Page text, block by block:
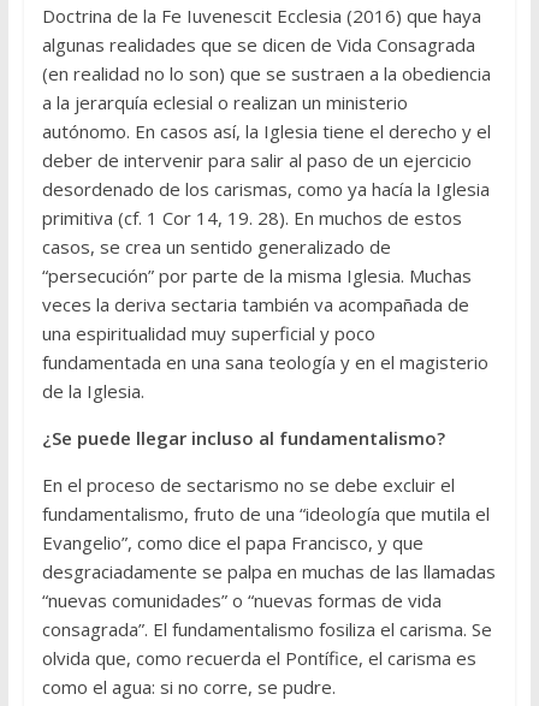
Doctrina de la Fe Iuvenescit Ecclesia (2016) que haya
algunas realidades que se dicen de Vida Consagrada
(en realidad no lo son) que se sustraen a la obediencia
a la jerarquía eclesial o realizan un ministerio
autónomo. En casos así, la Iglesia tiene el derecho y el
deber de intervenir para salir al paso de un ejercicio
desordenado de los carismas, como ya hacía la Iglesia
primitiva (cf. 1 Cor 14, 19. 28). En muchos de estos
casos, se crea un sentido generalizado de
“persecución” por parte de la misma Iglesia. Muchas
veces la deriva sectaria también va acompañada de
una espiritualidad muy superficial y poco
fundamentada en una sana teología y en el magisterio
de la Iglesia.
¿Se puede llegar incluso al fundamentalismo?
En el proceso de sectarismo no se debe excluir el
fundamentalismo, fruto de una “ideología que mutila el
Evangelio”, como dice el papa Francisco, y que
desgraciadamente se palpa en muchas de las llamadas
“nuevas comunidades” o “nuevas formas de vida
consagrada”. El fundamentalismo fosiliza el carisma. Se
olvida que, como recuerda el Pontífice, el carisma es
como el agua: si no corre, se pudre.